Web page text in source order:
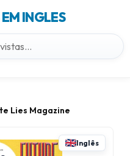
EM INGLES
Lies Magazine
Inglês